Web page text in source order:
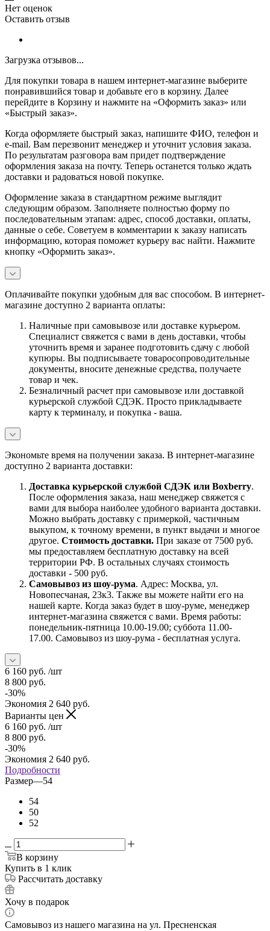
Нет оценок
Оставить отзыв
Загрузка отзывов...
Для покупки товара в нашем интернет-магазине выберите
понравившийся товар и добавьте его в корзину. Далее
перейдите в Корзину и нажмите на «Оформить заказ» или
«Быстрый заказ».
Когда оформляете быстрый заказ, напишите ФИО, телефон и
e-mail. Вам перезвонит менеджер и уточнит условия заказа.
По результатам разговора вам придет подтверждение
оформления заказа на почту. Теперь останется только ждать
доставки и радоваться новой покупке.
Оформление заказа в стандартном режиме выглядит
следующим образом. Заполняете полностью форму по
последовательным этапам: адрес, способ доставки, оплаты,
данные о себе. Советуем в комментарии к заказу написать
информацию, которая поможет курьеру вас найти. Нажмите
кнопку «Оформить заказ».
Оплачивайте покупки удобным для вас способом. В интернет-
магазине доступно 2 варианта оплаты:
Наличные при самовывозе или доставке курьером.
Специалист свяжется с вами в день доставки, чтобы
уточнить время и заранее подготовить сдачу с любой
купюры. Вы подписываете товаросопроводительные
документы, вносите денежные средства, получаете
товар и чек.
Безналичный расчет при самовывозе или доставкой
курьерской службой СДЭК. Просто прикладываете
карту к терминалу, и покупка - ваша.
Экономьте время на получении заказа. В интернет-магазине
доступно 2 варианта доставки:
Доставка курьерской службой СДЭК или Boxberry.
После оформления заказа, наш менеджер свяжется с
вами для выбора наиболее удобного варианта доставки.
Можно выбрать доставку с примеркой, частичным
выкупом, к точному времени, в пункт выдачи и многое
другое. Стоимость доставки. При заказе от 7500 руб.
мы предоставляем бесплатную доставку на всей
территории РФ. В остальных случаях стоимость
доставки - 500 руб.
Самовывоз из шоу-рума. Адрес: Москва, ул.
Новопесчаная, 23к3. Также вы можете найти его на
нашей карте. Когда заказ будет в шоу-руме, менеджер
интернет-магазина свяжется с вами. Время работы:
понедельник-пятница 10.00-19.00; суббота 11.00-
17.00. Самовывоз из шоу-рума - бесплатная услуга.
6 160 руб. /шт
8 800 руб.
-30%
Экономия 2 640 руб.
Варианты цен
6 160 руб. /шт
8 800 руб.
-30%
Экономия 2 640 руб.
Подробности
Размер—54
54
50
52
В корзину
Купить в 1 клик
Рассчитать доставку
Хочу в подарок
Самовывоз из нашего магазина на ул. Пресненская